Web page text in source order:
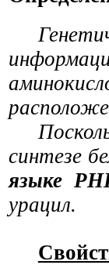
синтезе
языке
урацил.